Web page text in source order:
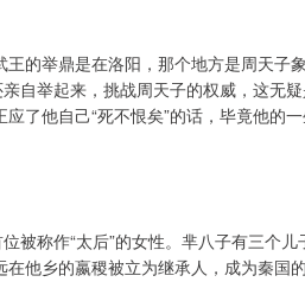
的举鼎是在洛阳，那个地方是周天子
自举起来，挑战周天子的权威，这无
了他自己“死不恨矣”的话，毕竟他的
被称作“太后”的女性。芈八子有三个
他乡的嬴稷被立为继承人，成为秦国的